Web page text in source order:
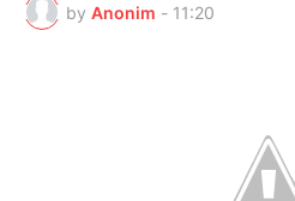
by Anonim - 11:20